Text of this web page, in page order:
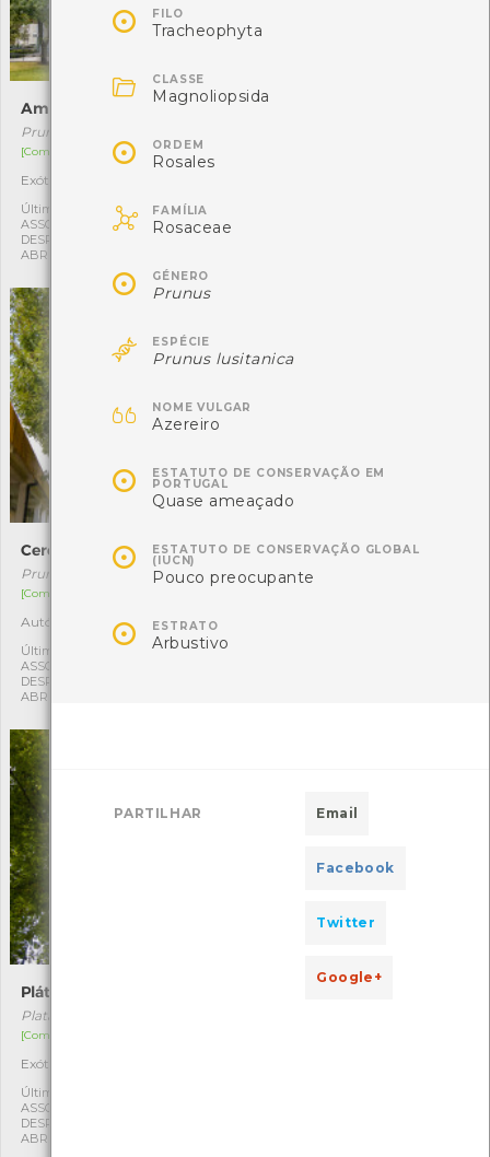
Amendoeira-doce
Prunus dulcis
[Comum]
Exótica
Última observação por:
ASSOCIAÇÃO CULTURAL E
DESPORTIVA CAPITÃES DE
ABRIL
Ameixeira-de-jardim
Cerejeira-brava
Prunus avium
[Comum]
Autóctone
Última observação por:
ASSOCIAÇÃO CULTURAL E
DESPORTIVA CAPITÃES DE
ABRIL
Choupo-branco
Populus alba
Plátano
Platanus x hispanica
[Comum]
Exótica
Última observação por:
ASSOCIAÇÃO CULTURAL E
DESPORTIVA CAPITÃES DE
ABRIL
 FILO
Tracheophyta
 CLASSE
Magnoliopsida
 ORDEM
Rosales
 FAMÍLIA
Rosaceae
 GÉNERO
Prunus
 ESPÉCIE
Prunus lusitanica
 NOME VULGAR
Azereiro
 ESTATUTO DE CONSERVAÇÃO EM
PORTUGAL
Quase ameaçado
 ESTATUTO DE CONSERVAÇÃO GLOBAL
(IUCN)
Pouco preocupante
 ESTRATO
Arbustivo
PARTILHAR Email
Facebook
Twitter
Google+